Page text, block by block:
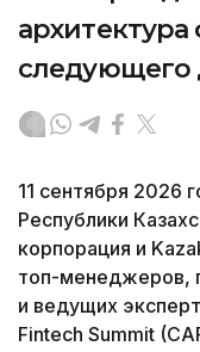
следующего
11 сентября 2026
Республики
корпорация и
топ-менеджеров,
и ведущих
Fintech Summit